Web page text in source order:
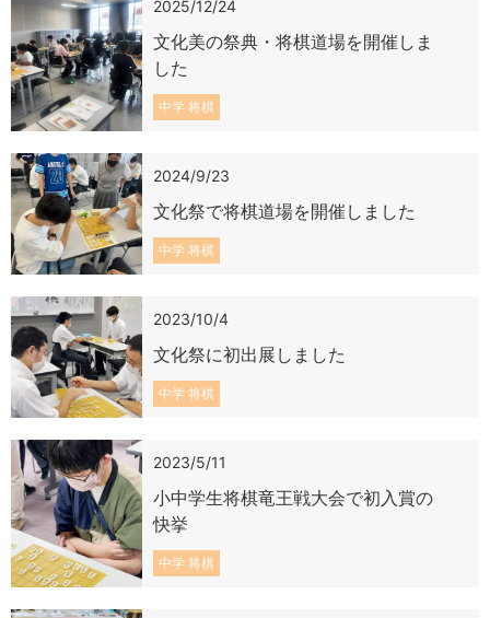
2025/12/24
文化美の祭典・将棋道場を開催しま
した
中学 将棋
2024/9/23
文化祭で将棋道場を開催しました
中学 将棋
2023/10/4
文化祭に初出展しました
中学 将棋
2023/5/11
小中学生将棋竜王戦大会で初入賞の
快挙
中学 将棋